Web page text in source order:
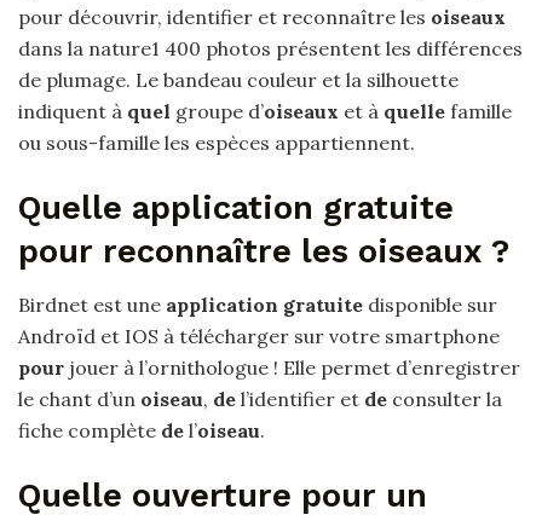
pour découvrir, identifier et reconnaître les oiseaux
dans la nature1 400 photos présentent les différences
de plumage. Le bandeau couleur et la silhouette
indiquent à quel groupe d’oiseaux et à quelle famille
ou sous-famille les espèces appartiennent.
Quelle application gratuite
pour reconnaître les oiseaux ?
Birdnet est une application gratuite disponible sur
Androïd et IOS à télécharger sur votre smartphone
pour jouer à l’ornithologue ! Elle permet d’enregistrer
le chant d’un oiseau, de l’identifier et de consulter la
fiche complète de l’oiseau.
Quelle ouverture pour un